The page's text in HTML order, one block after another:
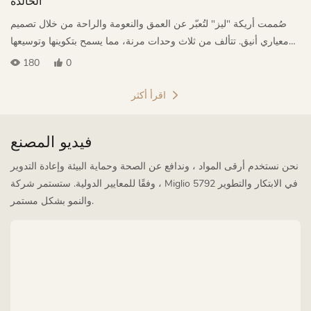
صُممت أريكة "ليز" لتُعبّر عن العمق والنعومة والراحة من خلال تصميم
معياري أنيق. تتألف من ثلاث وحدات مرنة، مما يسمح بتكوينها وتوسيعها
بحرية، وتحويل مساحة الجلوس الواسعة إلى فضاء للتعبير الشخصي.
يتسم بالحرية والتفرد والعيش المريح.
180 0
اقرأ أكثر
فيديو المصنع
نحن نستخدم أرقى المواد ، وندافع عن الصحة وحماية البيئة وإعادة التدوير
، وفقًا للمعايير الدولية. ستستمر شركة Miglio 5792 في الابتكار والتطوير
والنمو بشكل مستمر.